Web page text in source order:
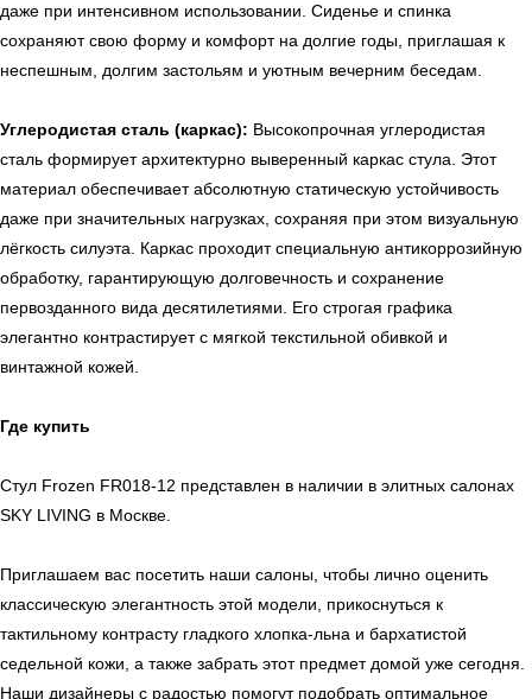
даже при интенсивном использовании. Сиденье и спинка
сохраняют свою форму и комфорт на долгие годы, приглашая к
неспешным, долгим застольям и уютным вечерним беседам.
Углеродистая сталь (каркас): Высокопрочная углеродистая
сталь формирует архитектурно выверенный каркас стула. Этот
материал обеспечивает абсолютную статическую устойчивость
даже при значительных нагрузках, сохраняя при этом визуальную
лёгкость силуэта. Каркас проходит специальную антикоррозийную
обработку, гарантирующую долговечность и сохранение
первозданного вида десятилетиями. Его строгая графика
элегантно контрастирует с мягкой текстильной обивкой и
винтажной кожей.
Где купить
Стул Frozen FR018-12 представлен в наличии в элитных салонах
SKY LIVING в Москве.
Приглашаем вас посетить наши салоны, чтобы лично оценить
классическую элегантность этой модели, прикоснуться к
тактильному контрасту гладкого хлопка-льна и бархатистой
седельной кожи, а также забрать этот предмет домой уже сегодня.
Наши дизайнеры с радостью помогут подобрать оптимальное
УЗНАТЬ ПОДРОБНЕЕ
Офисная мебель